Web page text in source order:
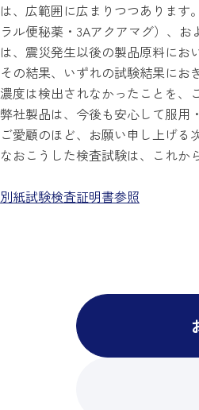
は、広範囲に広まりつつあります
ラル便秘薬・3Aアクアマグ）、
は、震災発生以後の製品原料にお
その結果、いずれの試験結果にお
濃度は検出されなかったことを、
弊社製品は、今後も安心して服用
ご愛顧のほど、お願い申し上げる
なおこうした検査試験は、これか
別紙試験検査証明書参照